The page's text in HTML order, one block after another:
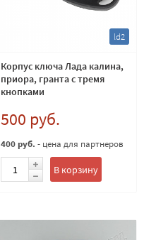
ld2
Корпус ключа Лада калина,
приора, гранта с тремя
кнопками
500 руб.
400 руб. - цена для партнеров
В корзину